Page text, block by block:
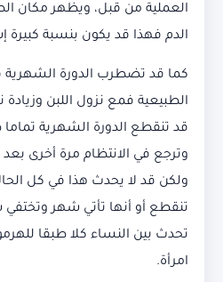
العملية من قبل، ويظهر
الدم فهذا قد يكون بنسبة كبيرة
كما قد تضطرب الدورة الشهرية
الطبيعية فمع نزول اللبن وزيادة
قد تنقطع الدورة الشهرية
وترجع في الانتظام مرة أخرى
ولكن قد لا يحدث هذا في كل
تنقطع أو أنها تأتي شهر وتختفي
تحدث بين النساء كلا طبقا
امرأة.